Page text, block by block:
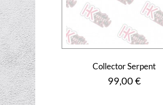
Collector Serpent
Prix
99,00 €